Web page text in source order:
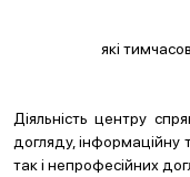
які
Діяльність центру
догляду,
так і непрофесійних